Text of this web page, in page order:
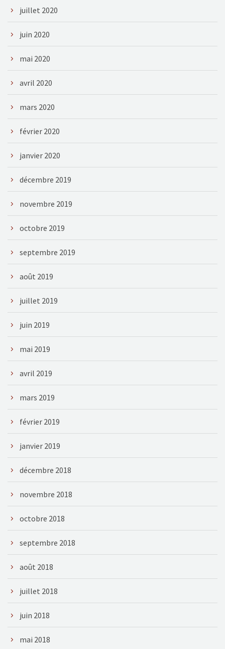
juillet 2020
juin 2020
mai 2020
avril 2020
mars 2020
février 2020
janvier 2020
décembre 2019
novembre 2019
octobre 2019
septembre 2019
août 2019
juillet 2019
juin 2019
mai 2019
avril 2019
mars 2019
février 2019
janvier 2019
décembre 2018
novembre 2018
octobre 2018
septembre 2018
août 2018
juillet 2018
juin 2018
mai 2018